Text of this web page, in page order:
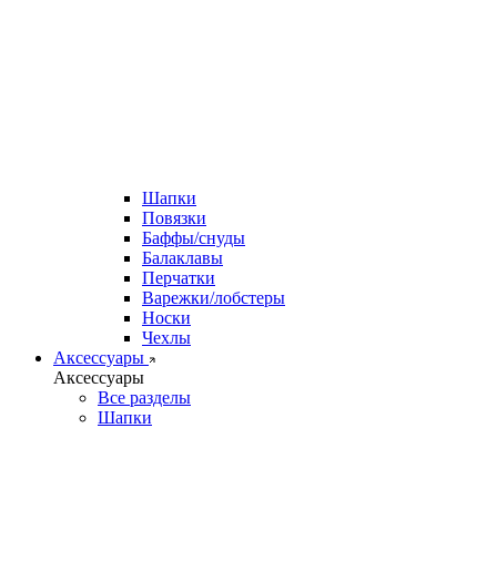
Шапки
Повязки
Баффы/снуды
Балаклавы
Перчатки
Варежки/лобстеры
Носки
Чехлы
Аксессуары
Аксессуары
Все разделы
Шапки